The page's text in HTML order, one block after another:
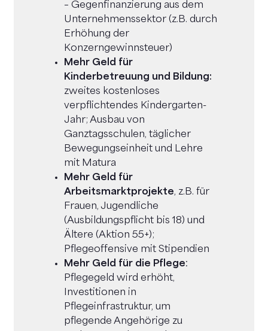
– Gegenfinanzierung aus dem
Unternehmenssektor (z.B. durch
Erhöhung der
Konzerngewinnsteuer)
Mehr Geld für
Kinderbetreuung und Bildung:
zweites kostenloses
verpflichtendes Kindergarten-
Jahr; Ausbau von
Ganztagsschulen, täglicher
Bewegungseinheit und Lehre
mit Matura
Mehr Geld für
Arbeitsmarktprojekte, z.B. für
Frauen, Jugendliche
(Ausbildungspflicht bis 18) und
Ältere (Aktion 55+);
Pflegeoffensive mit Stipendien
Mehr Geld für die Pflege:
Pflegegeld wird erhöht,
Investitionen in
Pflegeinfrastruktur, um
pflegende Angehörige zu